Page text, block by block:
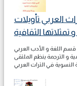
العربي تأويلات
الثقافية
اللغة و الأدب العربي
و الترجمة ينظم الملتقى